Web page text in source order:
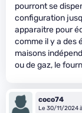
pourront se
configuration
apparaitre pour
comme il y a des
maisons
ou de gaz, le
coco74
Le 30/11/2024